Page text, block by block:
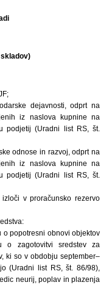
dejavnosti, odprt na
iz naslova kupnine na
podjetij (Uradni list RS, št.
odnose in razvoj, odprt na
iz naslova kupnine na
podjetij (Uradni list RS, št.
v proračunsko rezervo
o popotresni obnovi objektov
o zagotovitvi sredstev za
ki so v obdobju september–
(Uradni list RS, št. 86/98),
neurij, poplav in plazenja